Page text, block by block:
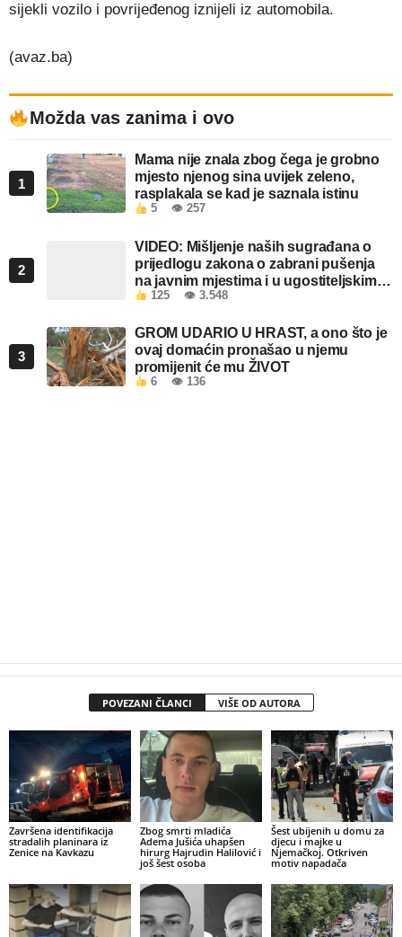
sijekli vozilo i povrijeđenog iznijeli iz automobila.
(avaz.ba)
Možda vas zanima i ovo
1
Mama nije znala zbog čega je grobno
mjesto njenog sina uvijek zeleno,
rasplakala se kad je saznala istinu
5 👁 257
2
VIDEO: Mišljenje naših sugrađana o
prijedlogu zakona o zabrani pušenja
na javnim mjestima i u ugostiteljskim
objektima u FBiH
125 👁 3.548
3
GROM UDARIO U HRAST, a ono što je
ovaj domaćin pronašao u njemu
promijenit će mu ŽIVOT
6 👁 136
POVEZANI ČLANCI VIŠE OD AUTORA
Završena identifikacija
stradalih planinara iz
Zenice na Kavkazu
Zbog smrti mladića
Adema Jušića uhapšen
hirurg Hajrudin Halilović i
još šest osoba
Šest ubijenih u domu za
djecu i majke u
Njemačkoj. Otkriven
motiv napadača